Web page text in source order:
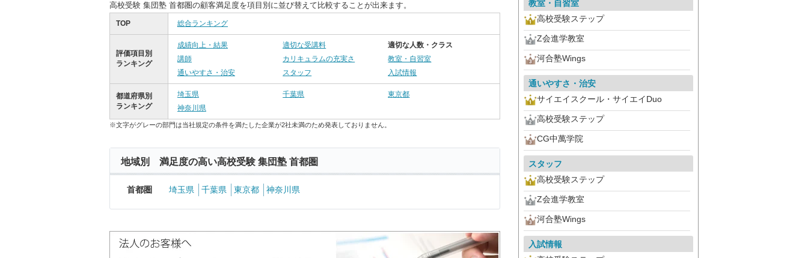
高校受験 集団塾 首都圏の顧客満足度を項目別に並び替えて比較することが出来ます。
TOP 総合ランキング
評価項目別
ランキング
成績向上・結果 適切な受講料
適切な人数・クラス
講師
カリキュラムの充実さ
教室・自習室
通いやすさ・治安
スタッフ 入試情報
都道府県別
ランキング
埼玉県 千葉県
東京都
神奈川県
※文字がグレーの部門は当社規定の条件を満たした企業が2社未満のため発表しておりません。
地域別 満足度の高い高校受験 集団塾 首都圏
首都圏 埼玉県 千葉県 東京都 神奈川県
教室・自習室
高校受験ステップ
Z会進学教室
河合塾Wings
通いやすさ・治安
サイエイスクール・サイエイDuo
高校受験ステップ
CG中萬学院
スタッフ
高校受験ステップ
Z会進学教室
河合塾Wings
入試情報